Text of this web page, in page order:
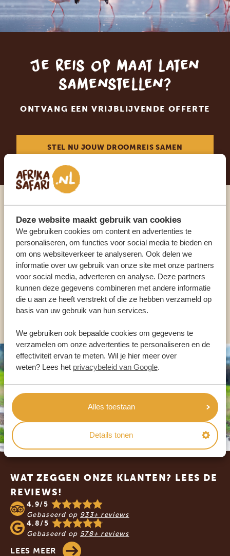
Deze website maakt gebruik van cookies
We gebruiken cookies om content en advertenties te
personaliseren, om functies voor social media te bieden en
om ons websiteverkeer te analyseren. Ook delen we
informatie over uw gebruik van onze site met onze partners
voor social media, adverteren en analyse. Deze partners
kunnen deze gegevens combineren met andere informatie
die u aan ze heeft verstrekt of die ze hebben verzameld op
basis van uw gebruik van hun services.
We gebruiken ook bepaalde cookies om gegevens te
verzamelen om onze advertenties te personaliseren en de
effectiviteit ervan te meten. Wil je hier meer over
weten? Lees het privacybeleid van Google.
Alles toestaan
Details tonen
Je reis op maat laten
samenstellen?
ONTVANG EEN VRIJBLIJVENDE OFFERTE
STEL NU JOUW DROOMREIS SAMEN
Praat met een expert
ONZE SPECIALISTEN STAAN VOOR JE KLAAR
NL: +31 174 700 212
ANDERE LANDEN
Footer
WAT ZEGGEN ONZE KLANTEN? LEES DE
REVIEWS!
4.9/5
Gebaseerd op 933+ reviews
4.8/5
Gebaseerd op 578+ reviews
LEES MEER